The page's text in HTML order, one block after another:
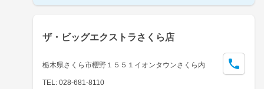
ザ・ビッグエクストラさくら店
栃木県さくら市櫻野１５５１イオンタウンさくら内
TEL: 028-681-8110